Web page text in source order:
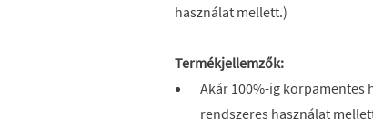
használat mellett.)
Termékjellemzők:
Akár 100%-ig korpamentes
rendszeres használat